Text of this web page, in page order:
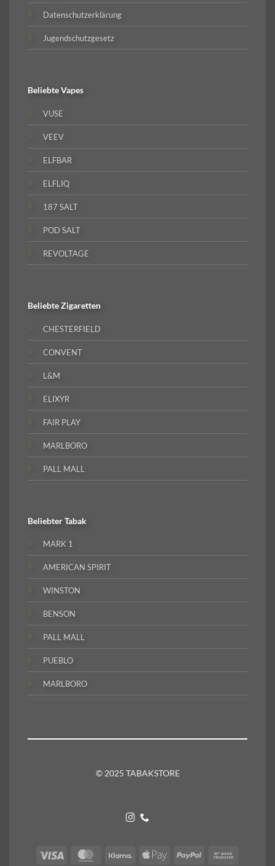
Datenschutzerklärung
Jugendschutzgesetz
BeliebteVapes
VUSE
VEEV
ELFBAR
ELFLIQ
187 SALT
POD SALT
REVOLTAGE
BeliebteZigaretten
CHESTERFIELD
CONVENT
L&M
ELIXYR
FAIR PLAY
MARLBORO
PALL MALL
BeliebterTabak
MARK 1
AMERICAN SPIRIT
WINSTON
BENSON
PALL MALL
PUEBLO
MARLBORO
© 2025 TABAKSTORE
Visa MasterCardKlarna
Apple
PayPal